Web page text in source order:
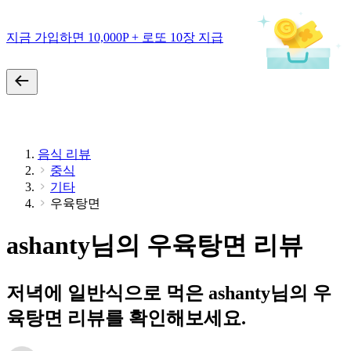
지금 가입하면 10,000P + 로또 10장 지급
음식 리뷰
중식
기타
우육탕면
ashanty님의 우육탕면 리뷰
저녁에 일반식으로 먹은 ashanty님의 우
육탕면 리뷰를 확인해보세요.